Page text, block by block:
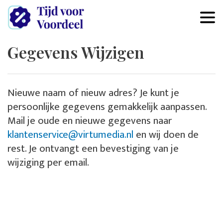
Gegevens Wijzigen
Nieuwe naam of nieuw adres? Je kunt je
persoonlijke gegevens gemakkelijk aanpassen.
Mail je oude en nieuwe gegevens naar
klantenservice@virtumedia.nl en wij doen de
rest. Je ontvangt een bevestiging van je
wijziging per email.